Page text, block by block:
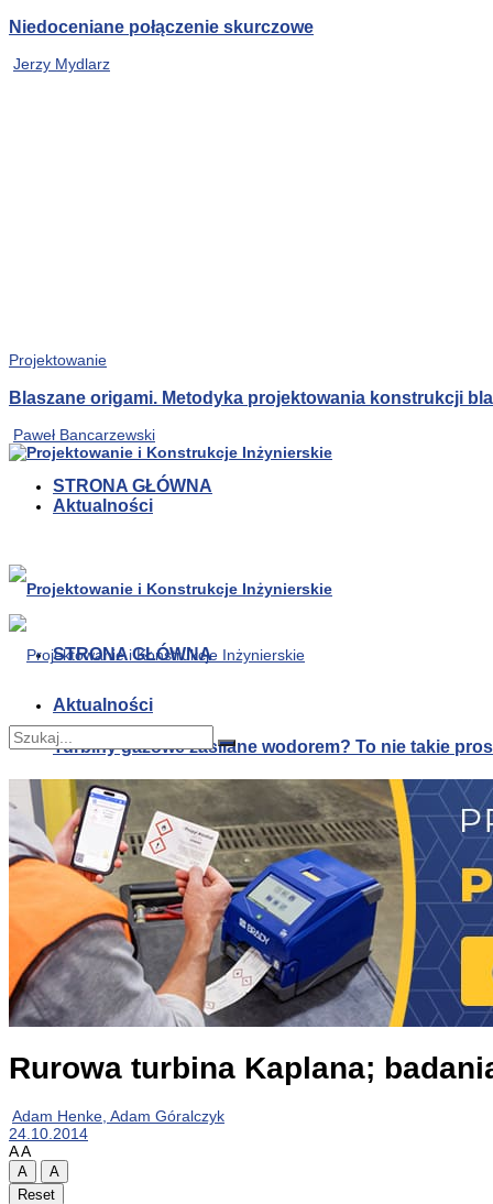
Niedoceniane połączenie skurczowe
Jerzy Mydlarz
Projektowanie
Blaszane origami. Metodyka projektowania konstrukcji
Paweł Bancarzewski
STRONA GŁÓWNA
Aktualności
Turbiny gazowe zasilane wodorem? To nie takie
Alternatywa dla klimatyzacji: druk 3D systemów
STRONA GŁÓWNA
Aktualności
Turbiny gazowe zasilane wodorem? To nie takie
Nie znaleziono
Zobacz wszystkie wyniki
Rurowa turbina Kaplana;
Adam Henke, Adam Góralczyk
24.10.2014
AA
A
A
Reset